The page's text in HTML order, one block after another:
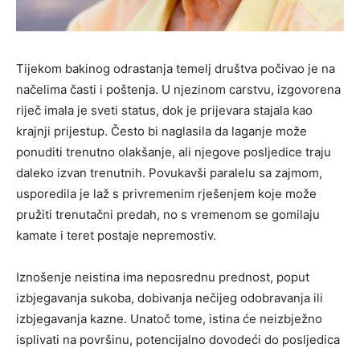
Tijekom bakinog odrastanja temelj društva počivao je na
načelima časti i poštenja. U njezinom carstvu, izgovorena
riječ imala je sveti status, dok je prijevara stajala kao
krajnji prijestup. Često bi naglasila da laganje može
ponuditi trenutno olakšanje, ali njegove posljedice traju
daleko izvan trenutnih. Povukavši paralelu sa zajmom,
usporedila je laž s privremenim rješenjem koje može
pružiti trenutačni predah, no s vremenom se gomilaju
kamate i teret postaje nepremostiv.
Iznošenje neistina ima neposrednu prednost, poput
izbjegavanja sukoba, dobivanja nečijeg odobravanja ili
izbjegavanja kazne. Unatoč tome, istina će neizbježno
isplivati ​​na površinu, potencijalno dovodeći do posljedica